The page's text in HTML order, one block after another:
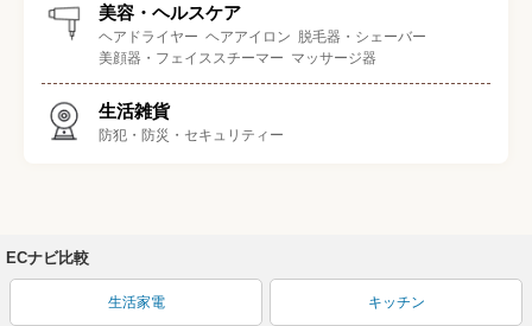
美容・ヘルスケア
ヘアドライヤー ヘアアイロン
脱毛器・シェーバー
美顔器・フェイススチーマー マッサージ器
生活雑貨
防犯・防災・セキュリティー
ECナビ比較
生活家電 キッチン